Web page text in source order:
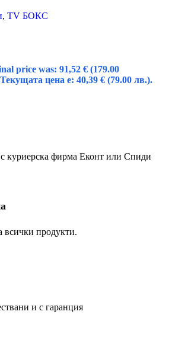
, TV БОКС
price was: 91,52 € (179.00
Текущата цена е: 40,39 € (79.00 лв.).
куриерска фирма Еконт или Спиди
всички продукти.
и с гаранция